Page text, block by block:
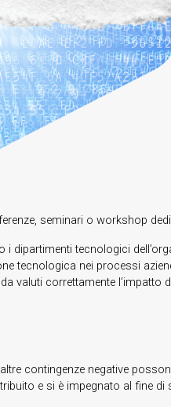
seminari o workshop
i dipartimenti tecnologici
tecnologica nei processi
valuti correttamente
contingenze negative
e si è impegnato al fine di